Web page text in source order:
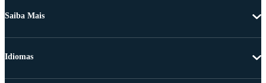
Saiba Mais
Idiomas